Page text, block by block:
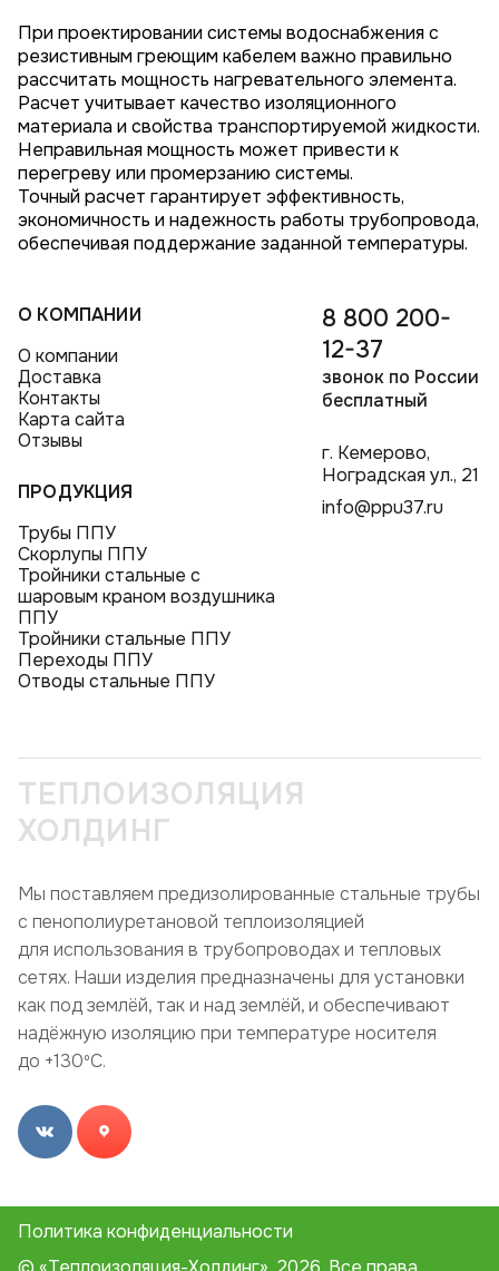
При проектировании системы водоснабжения с
резистивным греющим кабелем важно правильно
рассчитать мощность нагревательного элемента.
Расчет учитывает качество изоляционного
материала и свойства транспортируемой жидкости.
Неправильная мощность может привести к
перегреву или промерзанию системы.
Точный расчет гарантирует эффективность,
экономичность и надежность работы трубопровода,
обеспечивая поддержание заданной температуры.
О КОМПАНИИ
О компании
Доставка
Контакты
Карта сайта
Отзывы
ПРОДУКЦИЯ
Трубы ППУ
Скорлупы ППУ
Тройники стальные с
шаровым краном воздушника
ППУ
Тройники стальные ППУ
Переходы ППУ
Отводы стальные ППУ
8 800 200-
12-37
звонок по России
бесплатный
г. Кемерово,
Ноградская ул., 21
info@ppu37.ru
ТЕПЛОИЗОЛЯЦИЯ
ХОЛДИНГ
Мы поставляем предизолированные стальные трубы
с пенополиуретановой теплоизоляцией
для использования в трубопроводах и тепловых
сетях. Наши изделия предназначены для установки
как под землёй, так и над землёй, и обеспечивают
надёжную изоляцию при температуре носителя
до +130ºC.
Политика конфиденциальности